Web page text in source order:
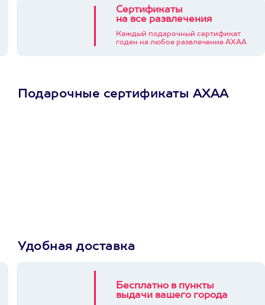
Сертификаты
на все развлечения
Каждый подарочный сертификат
годен на любое развлечение АХАА
Подарочные сертификаты АХАА
Удобная доставка
Бесплатно в пункты
выдачи вашего города